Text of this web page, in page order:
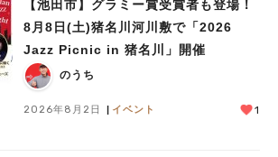
【池田市】グラミー賞受賞者も登場！
8月8日(土)猪名川河川敷で「2026
Jazz Picnic in 猪名川」開催
のうち
2026年8月2日 イベント 1